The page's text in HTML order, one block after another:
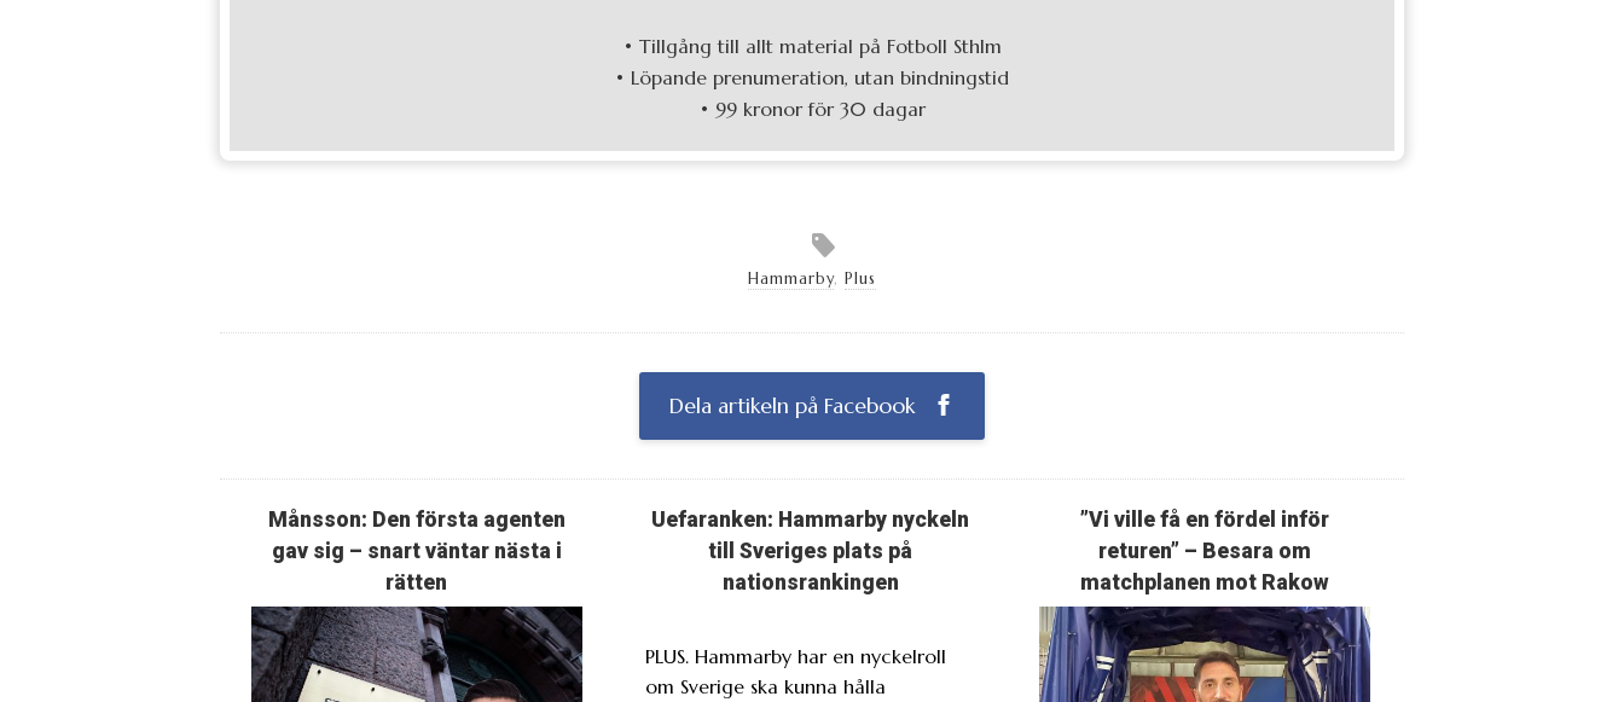
• Tillgång till allt material på Fotboll Sthlm
• Löpande prenumeration, utan bindningstid
• 99 kronor för 30 dagar
Hammarby, Plus
Dela artikeln på Facebook
Månsson: Den första agenten
gav sig – snart väntar nästa i
rätten
Uefaranken: Hammarby nyckeln
till Sveriges plats på
nationsrankingen
PLUS. Hammarby har en nyckelroll
om Sverige ska kunna hålla
”Vi ville få en fördel inför
returen” – Besara om
matchplanen mot Rakow